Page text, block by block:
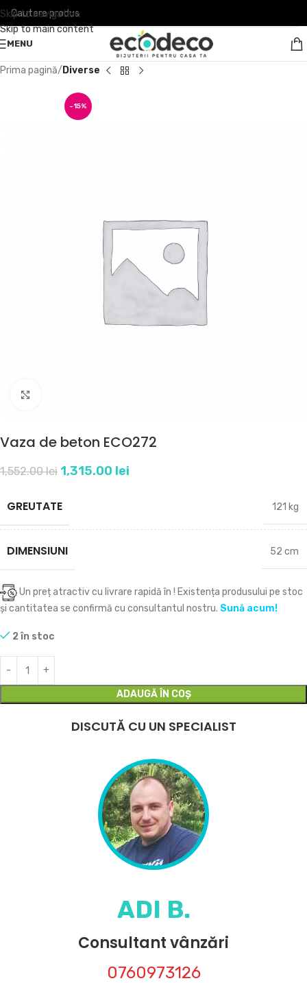
Skip to navigation
Skip to main content
MENU
Prima pagină Diverse
-15%
Vaza de beton ECO272
1,552.00lei 1,315.00 lei
GREUTATE 121 kg
DIMENSIUNI 52 cm
Un preț atractiv cu livrare rapidă în ! Existența produsului pe stoc
și cantitatea se confirmă cu consultantul nostru. Sună acum!
2 în stoc
ADAUGĂ ÎN COȘ
DISCUTĂ CU UN SPECIALIST
ADI B.
Consultant vânzări
0760973126